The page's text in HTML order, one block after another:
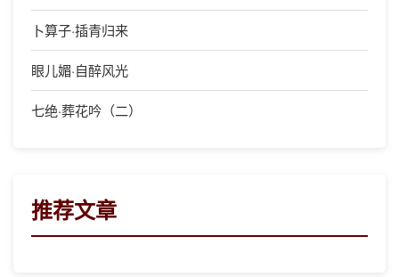
卜算子·插青归来
眼儿媚·自醉风光
七绝·葬花吟（二）
推荐文章